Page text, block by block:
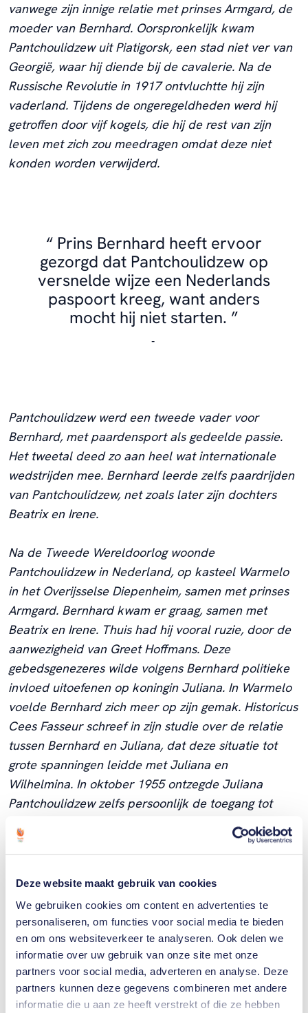
Deze website maakt gebruik van cookies
We gebruiken cookies om content en advertenties te
personaliseren, om functies voor social media te bieden
en om ons websiteverkeer te analyseren. Ook delen we
informatie over uw gebruik van onze site met onze
partners voor social media, adverteren en analyse. Deze
partners kunnen deze gegevens combineren met andere
informatie die u aan ze heeft verstrekt of die ze hebben
vanwege zijn innige relatie met prinses Armgard, de
moeder van Bernhard. Oorspronkelijk kwam
Pantchoulidzew uit Piatigorsk, een stad niet ver van
Georgië, waar hij diende bij de cavalerie. Na de
Russische Revolutie in 1917 ontvluchtte hij zijn
vaderland. Tijdens de ongeregeldheden werd hij
getroffen door vijf kogels, die hij de rest van zijn
leven met zich zou meedragen omdat deze niet
konden worden verwijderd.
Prins Bernhard heeft ervoor
gezorgd dat Pantchoulidzew op
versnelde wijze een Nederlands
paspoort kreeg, want anders
mocht hij niet starten.
Pantchoulidzew werd een tweede vader voor
Bernhard, met paardensport als gedeelde passie.
Het tweetal deed zo aan heel wat internationale
wedstrijden mee. Bernhard leerde zelfs paardrijden
van Pantchoulidzew, net zoals later zijn dochters
Beatrix en Irene.
Na de Tweede Wereldoorlog woonde
Pantchoulidzew in Nederland, op kasteel Warmelo
in het Overijsselse Diepenheim, samen met prinses
Armgard. Bernhard kwam er graag, samen met
Beatrix en Irene. Thuis had hij vooral ruzie, door de
aanwezigheid van Greet Hoffmans. Deze
gebedsgenezeres wilde volgens Bernhard politieke
invloed uitoefenen op koningin Juliana. In Warmelo
voelde Bernhard zich meer op zijn gemak. Historicus
Cees Fasseur schreef in zijn studie over de relatie
tussen Bernhard en Juliana, dat deze situatie tot
grote spanningen leidde met Juliana en
Wilhelmina. In oktober 1955 ontzegde Juliana
Pantchoulidzew zelfs persoonlijk de toegang tot
Een uitstapje naar de Ruiterspelen van 1956 in
Stockholm kwam de prins goed uit. Bernhard had
een belangrijke rol in Zweden, omdat hij sinds 1954
voorzitter was van de Fédération Équestre
Internationale, de wereldbond van de paardensport.